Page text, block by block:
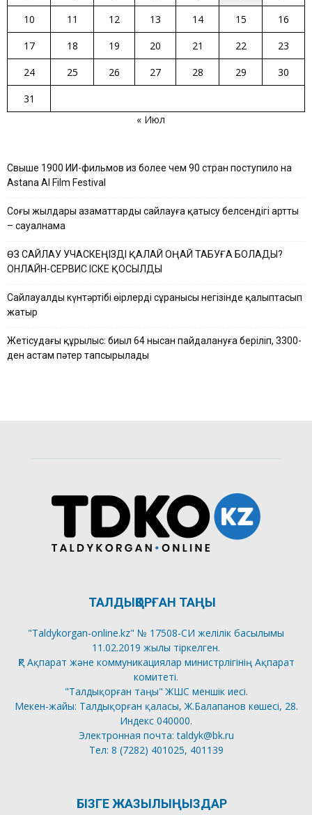
10
11 12 13 14 15
16
17
18 19 20 21 22
23
24
25 26 27 28 29
30
31
« Июл
Свыше 1900 ИИ-фильмов из более чем 90 стран поступило на
Astana AI Film Festival
Соңғы жылдары азаматтардың сайлауға қатысу белсендігі артты
– сауалнама
ӨЗ САЙЛАУ УЧАСКЕҢІЗДІ ҚАЛАЙ ОҢАЙ ТАБУҒА БОЛАДЫ?
ОНЛАЙН-СЕРВИС ІСКЕ ҚОСЫЛДЫ
Сайлауалды күнтәртібі өңірлердің сұранысы негізінде қалыптасып
жатыр
Жетісудағы құрылыс: биыл 64 нысан пайдалануға беріліп, 3300-
ден астам пәтер тапсырылады
ТАЛДЫҚОРҒАН ТАҢЫ
"Taldykorgan-online.kz" № 17508-СИ желілік басылымы
11.02.2019 жылы тіркелген.
ҚР Ақпарат және коммуникациялар министрлігінің Ақпарат
комитеті.
"Талдықорған таңы" ЖШС меншік иесі.
Мекен-жайы: Талдықорған қаласы, Ж.Балапанов көшесі, 28.
Индекс 040000.
Электронная почта: taldyk@bk.ru
Тел: 8 (7282) 401025, 401139
БІЗГЕ ЖАЗЫЛЫҢЫЗДАР